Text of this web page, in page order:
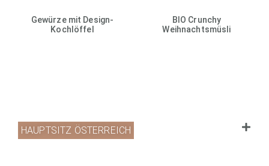
Gewürze mit Design-
Kochlöffel
BIO Crunchy
Weihnachtsmüsli
HAUPTSITZ ÖSTERREICH